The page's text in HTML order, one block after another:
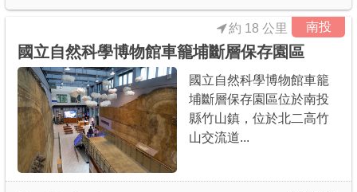
南投
國立自然科學博物館車籠埔斷層保存園區
約 18 公里
國立自然科學博物館車籠
埔斷層保存園區位於南投
縣竹山鎮，位於北二高竹
山交流道...